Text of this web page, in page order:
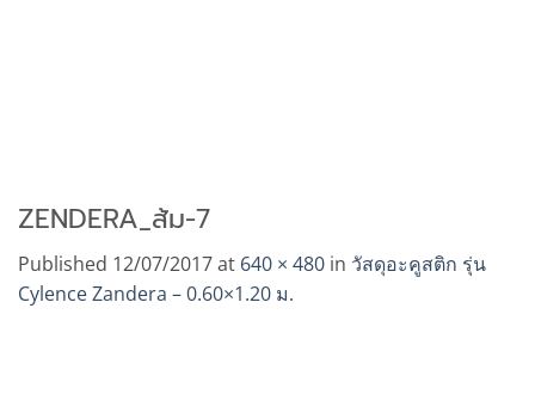
ZENDERA_ส้ม-7
Published 12/07/2017at 640 × 480 in วัสดุอะคูสติก รุ่น
Cylence Zandera – 0.60×1.20 ม.